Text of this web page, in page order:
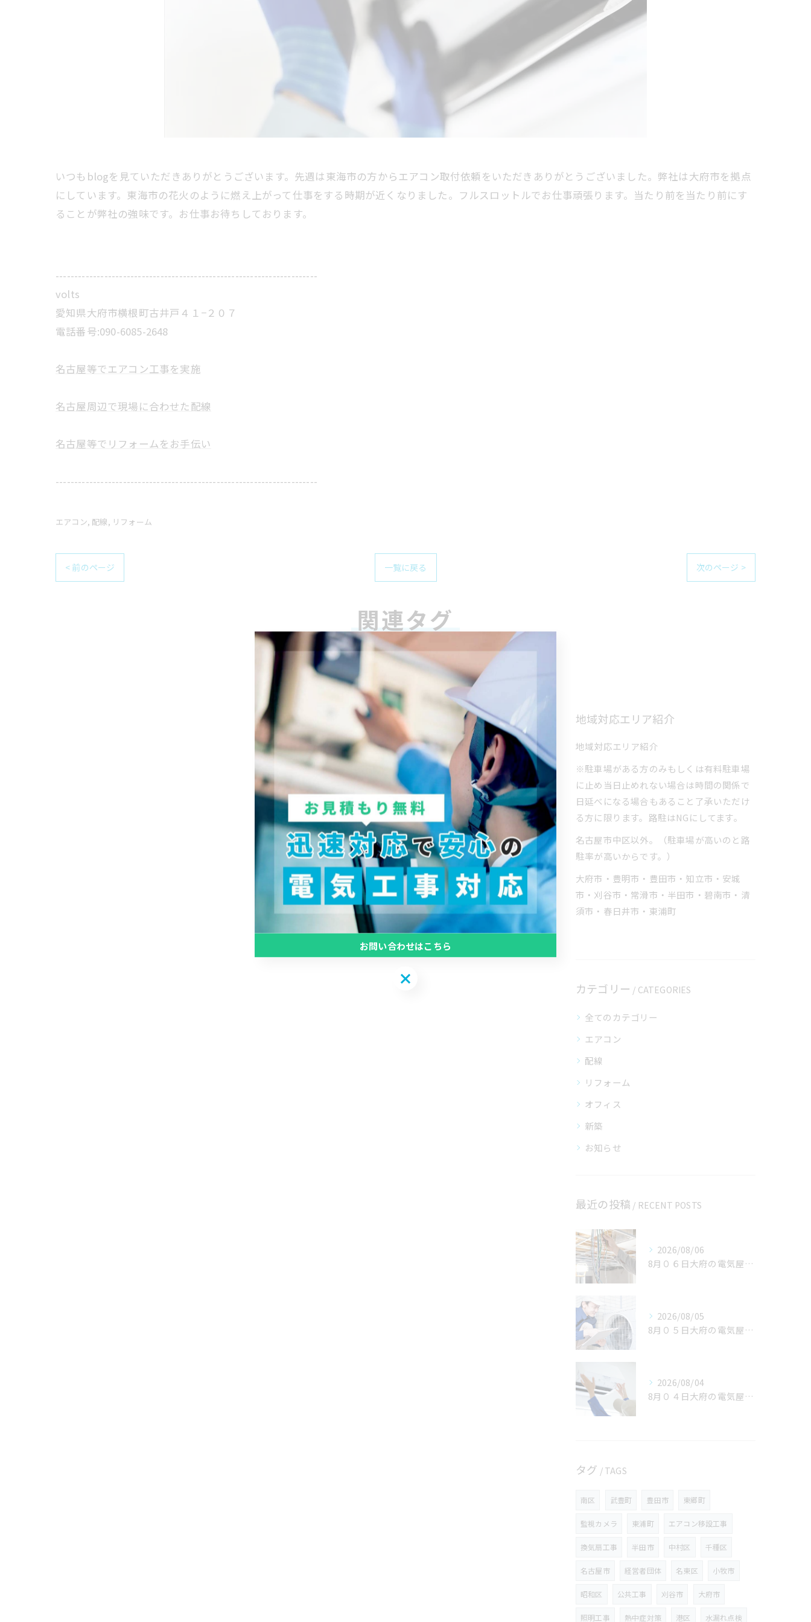
いつもblogを見ていただきありがとうございます。先週は東海市の方からエアコン取付依頼をいただきありがとうございました。弊社は大府市を拠点
にしています。東海市の花火のように燃え上がって仕事をする時期が近くなりました。フルスロットルでお仕事頑張ります。当たり前を当たり前にす
ることが弊社の強味です。お仕事お待ちしております。
----------------------------------------------------------------------
volts
愛知県大府市横根町古井戸４１−２０７
電話番号:090-6085-2648
名古屋等でエアコン工事を実施
名古屋周辺で現場に合わせた配線
名古屋等でリフォームをお手伝い
----------------------------------------------------------------------
エアコン 配線 リフォーム
< 前のページ 一覧に戻る 次のページ >
関連タグ
#名古屋 #電気工事
地域対応エリア紹介
地域対応エリア紹介
※駐車場がある方のみもしくは有料駐車場
に止め当日止めれない場合は時間の関係で
日延べになる場合もあること了承いただけ
る方に限ります。路駐はNGにしてます。
名古屋市中区以外。（駐車場が高いのと路
駐率が高いからです。）
大府市・豊明市・豊田市・知立市・安城
市・刈谷市・常滑市・半田市・碧南市・清
須市・春日井市・東浦町
カテゴリー CATEGORIES
全てのカテゴリー
エアコン
配線
リフォーム
オフィス
新築
お知らせ
最近の投稿 RECENT POSTS
2026/08/06
8月０６日大府の電気屋volts日記。名古屋市のご依頼いただきありがとうございました。
2026/08/05
8月０５日大府の電気屋volts日記。刈谷市。豊田市のご依頼いただきありがとうございます。
2026/08/04
8月０４日大府の電気屋volts日記。名古屋居市ご依頼いただきありがとうございました。
タグ TAGS
南区 武豊町 豊田市 東郷町
監視カメラ 東浦町 エアコン移設工事
換気扇工事 半田市 中村区 千種区
名古屋市 経営者団体 名東区 小牧市
昭和区 公共工事 刈谷市 大府市
照明工事 熱中症対策 港区 水漏れ点検
お問い合わせはこちら